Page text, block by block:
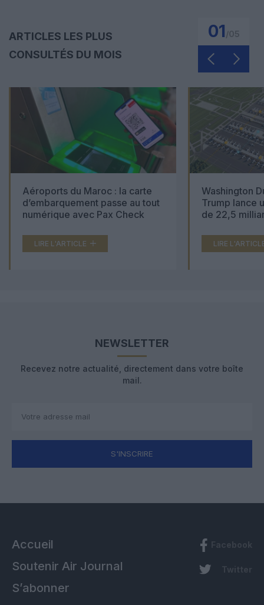
ARTICLES LES PLUS
CONSULTÉS DU MOIS
01
Aéroports du Maroc : la carte
d’embarquement passe au tout
numérique avec Pax Check
LIRE L'ARTICLE
Washington
Trump lance
de 22,5
LIRE
NEWSLETTER
Recevez notre actualité, directement dans votre boîte
mail.
S'INSCRIRE
Accueil
Soutenir Air Journal
S’abonner